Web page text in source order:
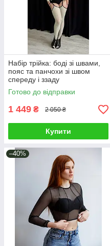
Набір трійка: боді зі швами,
пояс та панчохи зі швом
спереду і ззаду
Готово до відправки
1 449 ₴ 2 050 ₴
Купити
–40%